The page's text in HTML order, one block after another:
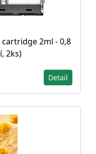
2ml - 0,8
2ks)
Detail